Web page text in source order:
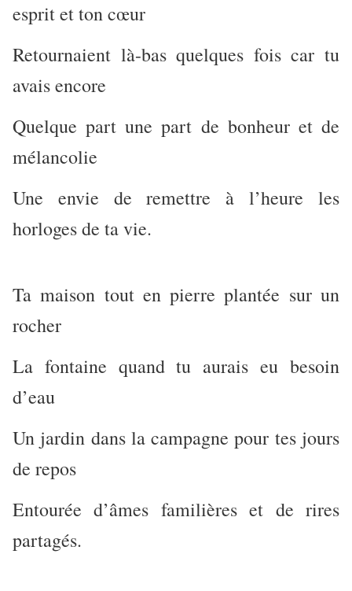
esprit et ton cœur
Retournaient là-bas quelques fois car tu
avais encore
Quelque part une part de bonheur et de
mélancolie
Une envie de remettre à l’heure les
horloges de ta vie.
Ta maison tout en pierre plantée sur un
rocher
La fontaine quand tu aurais eu besoin
d’eau
Un jardin dans la campagne pour tes jours
de repos
Entourée d’âmes familières et de rires
partagés.